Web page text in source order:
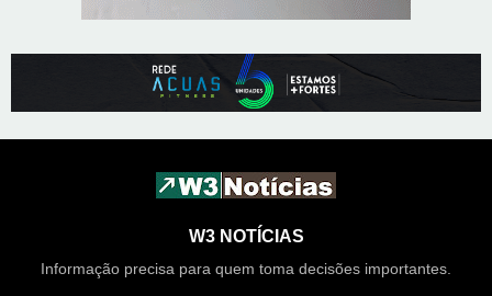
W3 NOTÍCIAS
Informação precisa para quem toma decisões importantes.